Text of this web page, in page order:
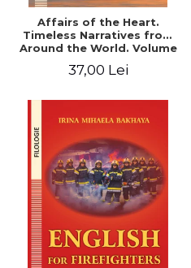
Affairs of the Heart.
Timeless Narratives from
Around the World. Volume
37,00 Lei